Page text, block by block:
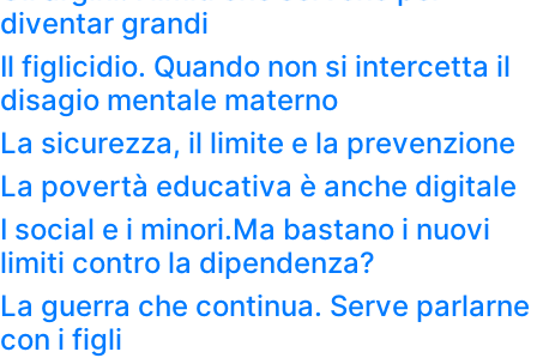
diventar grandi
Il figlicidio. Quando non si intercetta il
disagio mentale materno
La sicurezza, il limite e la prevenzione
La povertà educativa è anche digitale
I social e i minori.Ma bastano i nuovi
limiti contro la dipendenza?
La guerra che continua. Serve parlarne
con i figli